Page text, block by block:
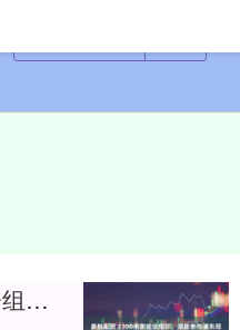
美林配资 2300余家社会组织，深度参与浦东经济社会发展